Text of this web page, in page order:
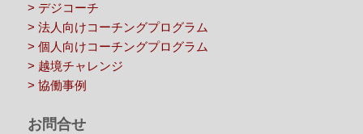
> デジコーチ
> 法人向けコーチングプログラム
> 個人向けコーチングプログラム
> 越境チャレンジ
> 協働事例
お問合せ